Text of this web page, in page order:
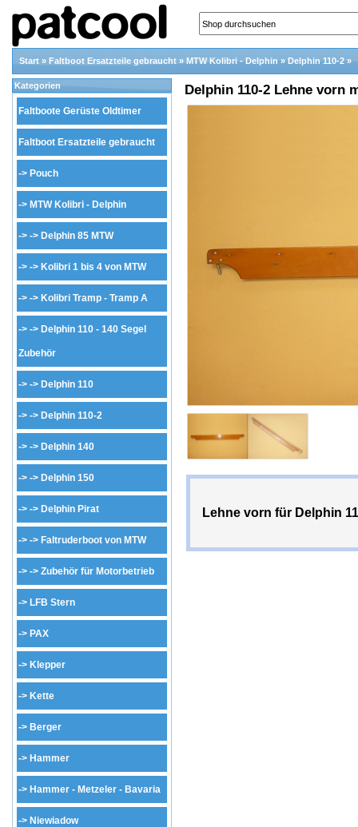
Start » Faltboot Ersatzteile gebraucht » MTW Kolibri - Delphin » Delphin 110-2 »
Delphin 110-2 Lehne vorn
Lehne vorn für Delphin
Kategorien
Faltboote Gerüste Oldtimer
Faltboot Ersatzteile gebraucht
-> Pouch
-> MTW Kolibri - Delphin
-> -> Delphin 85 MTW
-> -> Kolibri 1 bis 4 von MTW
-> -> Kolibri Tramp - Tramp A
-> -> Delphin 110 - 140 Segel
Zubehör
-> -> Delphin 110
-> -> Delphin 110-2
-> -> Delphin 140
-> -> Delphin 150
-> -> Delphin Pirat
-> -> Faltruderboot von MTW
-> -> Zubehör für Motorbetrieb
-> LFB Stern
-> PAX
-> Klepper
-> Kette
-> Berger
-> Hammer
-> Hammer - Metzeler - Bavaria
-> Niewiadow